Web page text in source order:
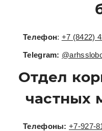
Телефон: +7 (8422)
Telegram:
Отдел
частных
Телефоны: +7-927-